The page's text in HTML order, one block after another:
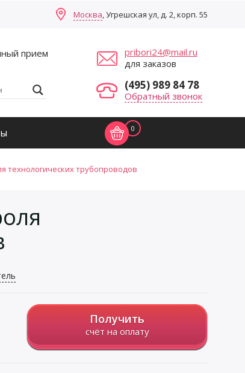
Москва, Угрешская ул, д. 2, корп. 55
прием
pribori24@mail.ru
для заказов
(495) 989 84 78
Обратный звонок
0
трубопроводов
Получить
счёт на оплату